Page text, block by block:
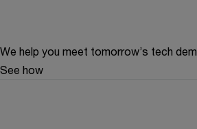
We help you meet tomorrow’s tech
See how